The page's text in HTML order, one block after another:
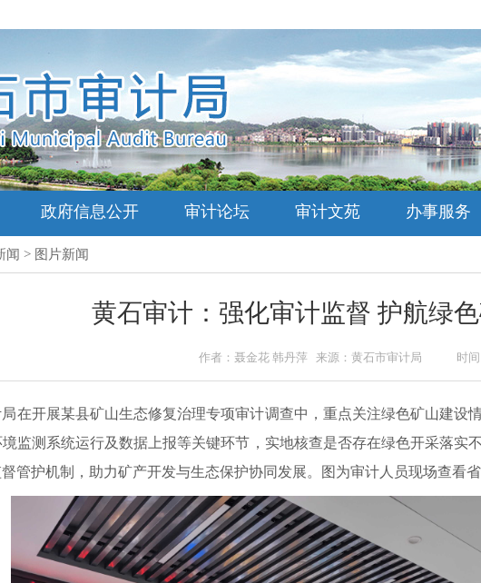
政府信息公开 审计论坛 审计文苑 办事服务
闻 > 图片新闻
黄石审计：强化审计监督 护航绿
作者：聂金花 韩丹萍 来源：黄石市审计局 时间
在开展某县矿山生态修复治理专项审计调查中，重点关注绿色矿山建设
监测系统运行及数据上报等关键环节，实地核查是否存在绿色开采落
管护机制，助力矿产开发与生态保护协同发展。图为审计人员现场查看